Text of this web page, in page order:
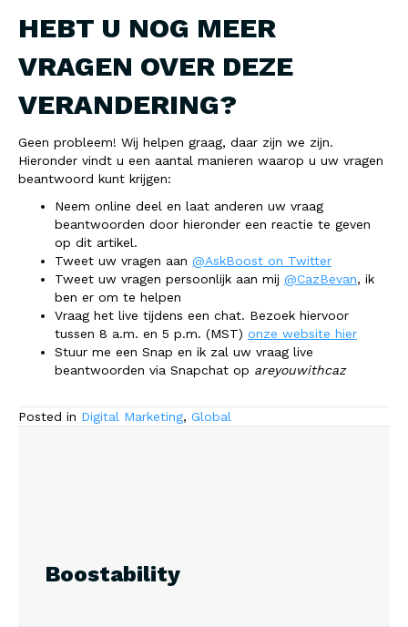
HEBT U NOG MEER
VRAGEN OVER DEZE
VERANDERING?
Geen probleem! Wij helpen graag, daar zijn we zijn.
Hieronder vindt u een aantal manieren waarop u uw vragen
beantwoord kunt krijgen:
Neem online deel en laat anderen uw vraag
beantwoorden door hieronder een reactie te geven
op dit artikel.
Tweet uw vragen aan @AskBoost on Twitter
Tweet uw vragen persoonlijk aan mij @CazBevan, ik
ben er om te helpen
Vraag het live tijdens een chat. Bezoek hiervoor
tussen 8 a.m. en 5 p.m. (MST) onze website hier
Stuur me een Snap en ik zal uw vraag live
beantwoorden via Snapchat op areyouwithcaz
Posted in Digital Marketing, Global
Boostability